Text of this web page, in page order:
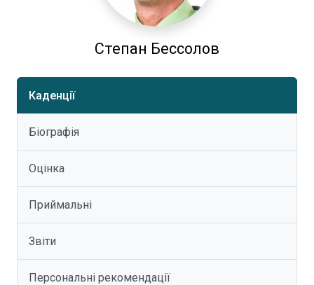
Степан Бессолов
Каденції
Біографія
Оцінка
Приймальні
Звіти
Персональні рекомендації